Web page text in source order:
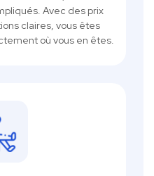
Avec des prix
claires, vous êtes
où vous en êtes.